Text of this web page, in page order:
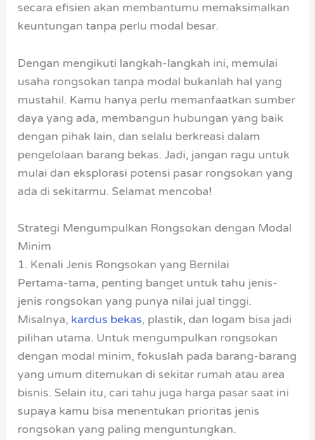
secara efisien akan membantumu memaksimalkan
keuntungan tanpa perlu modal besar.
Dengan mengikuti langkah-langkah ini, memulai
usaha rongsokan tanpa modal bukanlah hal yang
mustahil. Kamu hanya perlu memanfaatkan sumber
daya yang ada, membangun hubungan yang baik
dengan pihak lain, dan selalu berkreasi dalam
pengelolaan barang bekas. Jadi, jangan ragu untuk
mulai dan eksplorasi potensi pasar rongsokan yang
ada di sekitarmu. Selamat mencoba!
Strategi Mengumpulkan Rongsokan dengan Modal
Minim
1. Kenali Jenis Rongsokan yang Bernilai
Pertama-tama, penting banget untuk tahu jenis-
jenis rongsokan yang punya nilai jual tinggi.
Misalnya, kardus bekas, plastik, dan logam bisa jadi
pilihan utama. Untuk mengumpulkan rongsokan
dengan modal minim, fokuslah pada barang-barang
yang umum ditemukan di sekitar rumah atau area
bisnis. Selain itu, cari tahu juga harga pasar saat ini
supaya kamu bisa menentukan prioritas jenis
rongsokan yang paling menguntungkan.